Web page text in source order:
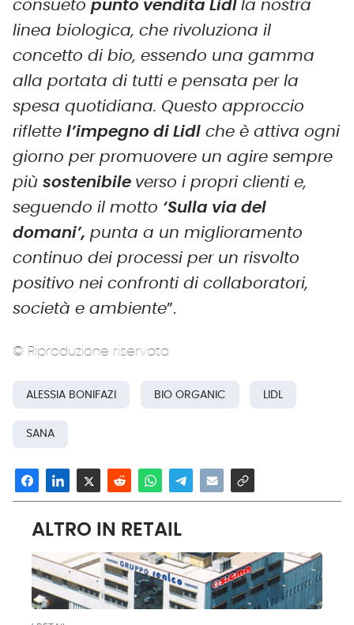
consueto punto vendita Lidl la nostra
linea biologica, che rivoluziona il
concetto di bio, essendo una gamma
alla portata di tutti e pensata per la
spesa quotidiana. Questo approccio
riflette l’impegno di Lidl che è attiva ogni
giorno per promuovere un agire sempre
più sostenibile verso i propri clienti e,
seguendo il motto ‘Sulla via del
domani’, punta a un miglioramento
continuo dei processi per un risvolto
positivo nei confronti di collaboratori,
società e ambiente”.
© Riproduzione riservata
ALESSIA BONIFAZI BIO ORGANIC LIDL
SANA
ALTRO IN RETAIL